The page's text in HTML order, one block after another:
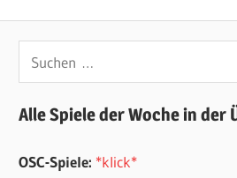
nach:
Alle Spiele der Woche in der
OSC-Spiele: *klick*